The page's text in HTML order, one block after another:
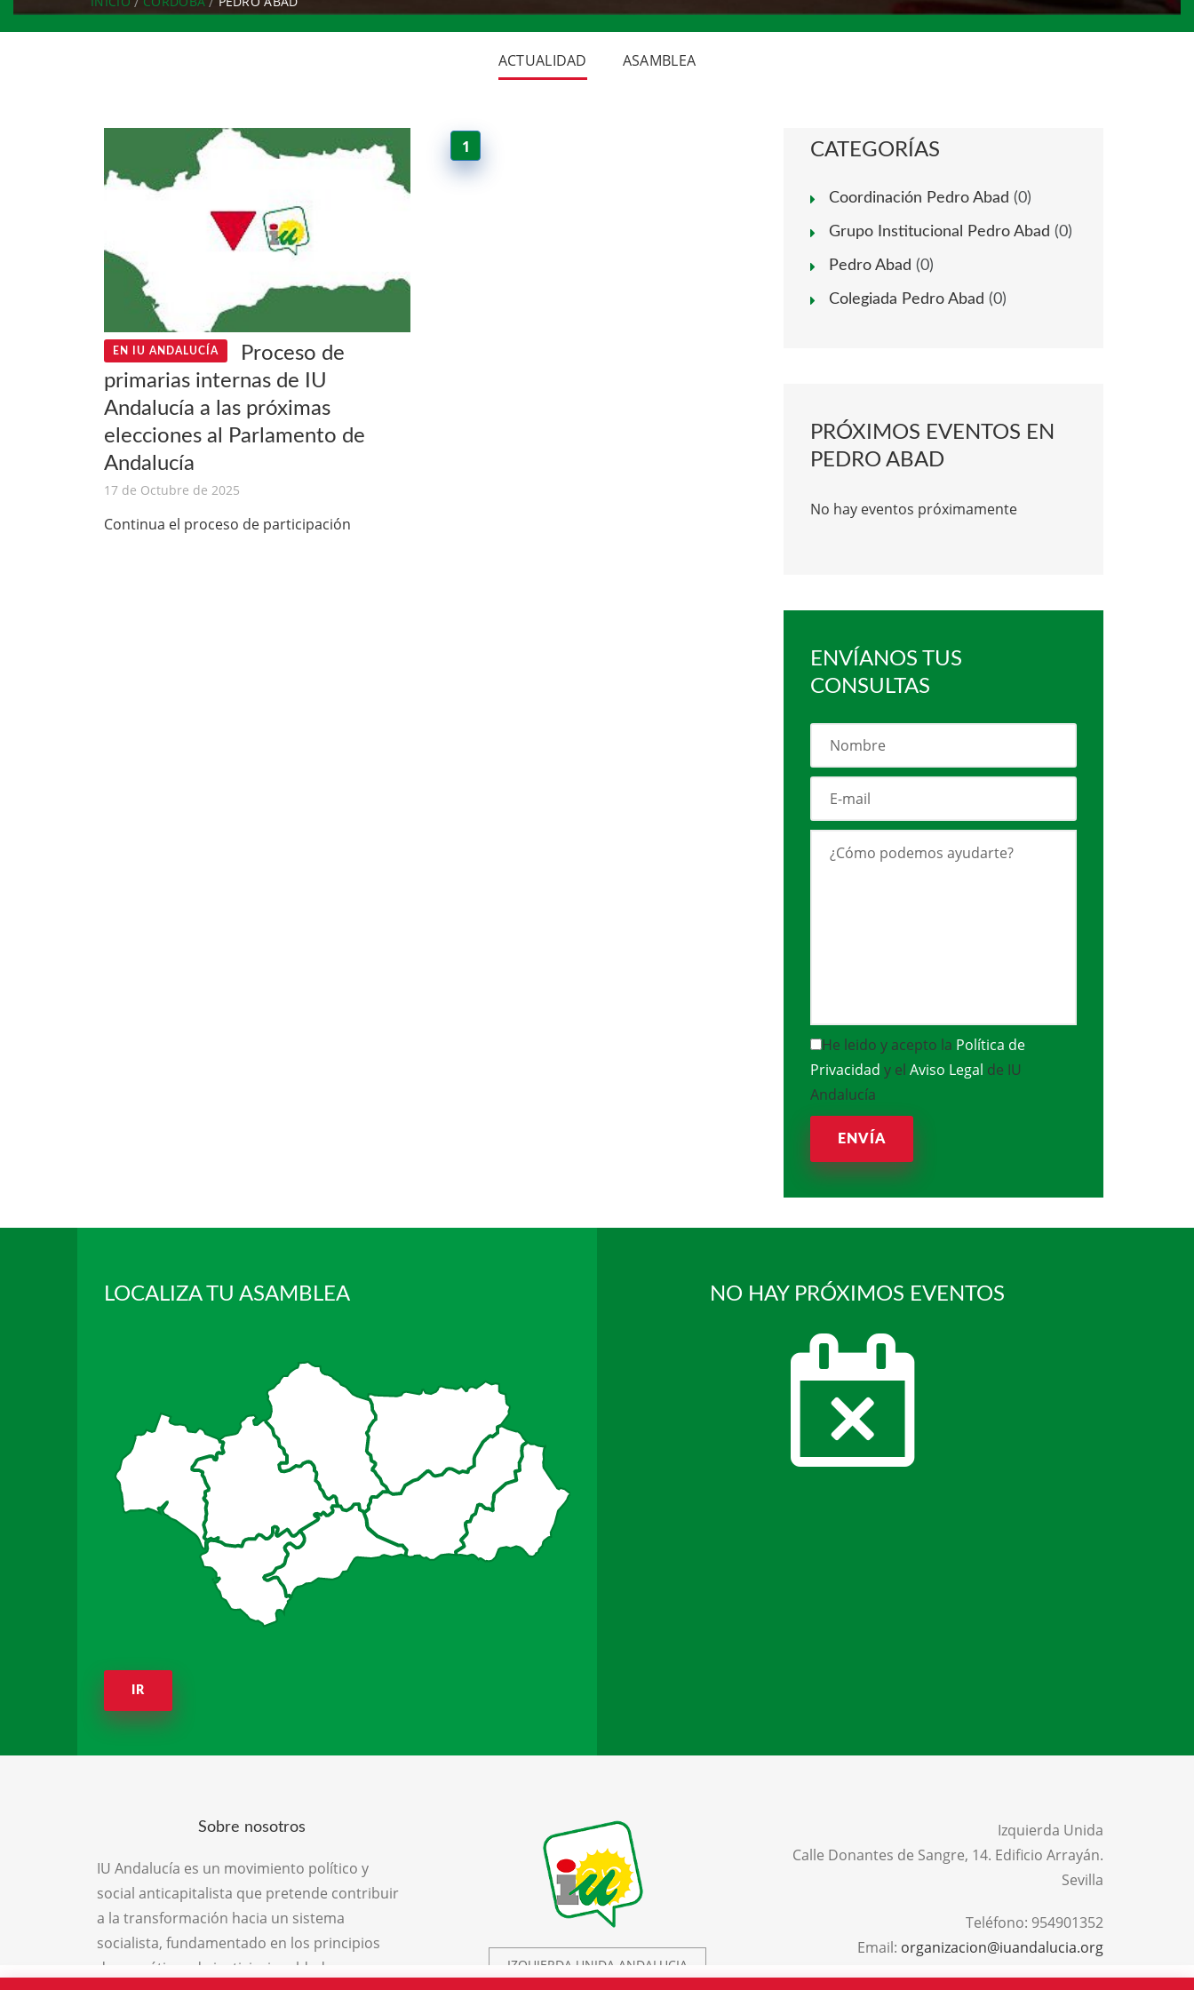
ACTUALIDAD ASAMBLEA
EN IU ANDALUCÍA
Proceso de
primarias internas de IU
Andalucía a las próximas
elecciones al Parlamento de
Andalucía
17 de Octubre de 2025
Continua el proceso de participación
1 CATEGORÍAS
Coordinación Pedro Abad (0)
Grupo Institucional Pedro Abad (0)
Pedro Abad (0)
Colegiada Pedro Abad (0)
PRÓXIMOS EVENTOS EN
PEDRO ABAD
No hay eventos próximamente
ENVÍANOS TUS
CONSULTAS
He leido y acepto la Política de
Privacidad y el Aviso Legal de IU
Andalucía
ENVÍA
LOCALIZA TU ASAMBLEA
IR
NO HAY PRÓXIMOS EVENTOS
Sobre nosotros
IU Andalucía es un movimiento político y
social anticapitalista que pretende contribuir
a la transformación hacia un sistema
socialista, fundamentado en los principios
democráticos de justicia, igualdad,
IZQUIERDA UNIDA ANDALUCIA
Izquierda Unida
Calle Donantes de Sangre, 14. Edificio Arrayán.
Sevilla
Teléfono: 954901352
Email: organizacion@iuandalucia.org